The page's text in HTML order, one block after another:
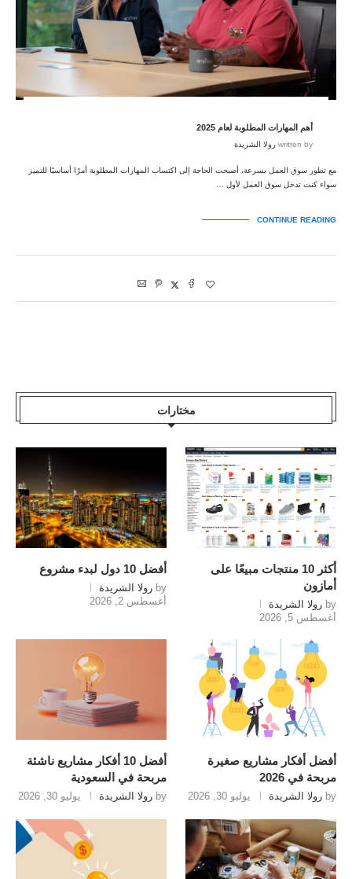
أهم المهارات المطلوبة لعام 2025
written by رولا الشريدة
مع تطور سوق العمل بسرعة، أصبحت الحاجة إلى اكتساب المهارات المطلوبة أمرًا أساسيًا للتميز
سواء كنت تدخل سوق العمل لأول …
CONTINUE READING
مختارات
أكثر 10 منتجات مبيعًا على
أمازون
by رولا الشريدة
أغسطس 5, 2026
أفضل 10 دول لبدء مشروع
by رولا الشريدة
أغسطس 2, 2026
أفضل أفكار مشاريع صغيرة
مربحة في 2026
by رولا الشريدة يوليو 30, 2026
أفضل 10 أفكار مشاريع ناشئة
مربحة في السعودية
by رولا الشريدة يوليو 30, 2026